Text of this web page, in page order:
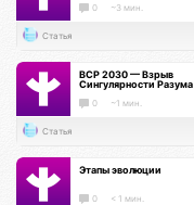
0 ~3 мин.
Статья
ВСР 2030 — Взрыв
Сингулярности Разума
0 ~1 мин.
Статья
Этапы эволюции
0 < 1 мин.